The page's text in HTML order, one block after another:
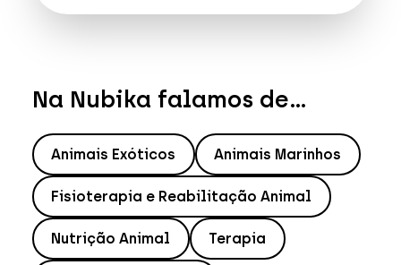
Na Nubika falamos de...
Animais Exóticos Animais Marinhos
Fisioterapia e Reabilitação Animal
Nutrição Animal Terapia